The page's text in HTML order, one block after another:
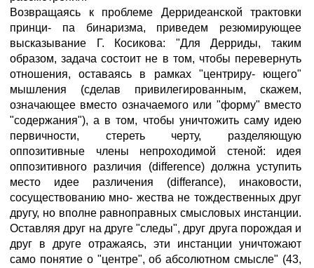
Возвращаясь к проблеме Дерридеанской трактовки
принци- па бинаризма, приведем резюмирующее
высказывание Г. Косикова: "Для Дерриды, таким
образом, задача состоит не в том, чтобы перевернуть
отношения, оставаясь в рамках "центриру- ющего"
мышления (сделав привилегированным, скажем,
означающее вместо означаемого или "форму" вместо
"содержания"), а в том, чтобы уничтожить саму идею
первичности, стереть черту, разделяющую
оппозитивные члены непроходимой стеной: идея
оппозитивного различия (difference) должна уступить
место идее различения (differance), инаковости,
сосуществованию мно- жества не тождественных друг
другу, но вполне равноправных смысловых инстанции.
Оставляя друг на друге "следы", друг друга порождая и
друг в друге отражаясь, эти инстанции уничтожают
само понятие о "центре", об абсолютном смысле" (43,